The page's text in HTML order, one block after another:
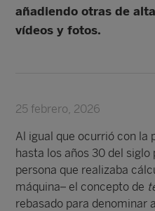
añadiendo otras de
vídeos y fotos.
25 febrero, 2026
Al igual que ocurrió con la
hasta los años 30 del siglo
persona que realizaba
máquina– el concepto de
rebasado para denominar